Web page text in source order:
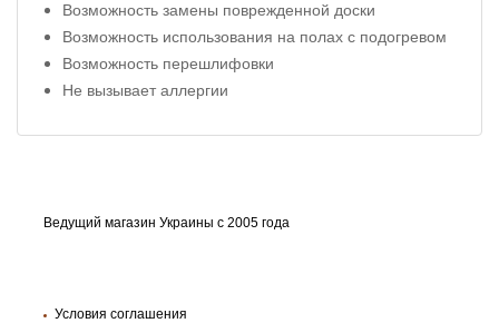
Возможность замены поврежденной доски
Возможность использования на полах с подогревом
Возможность перешлифовки
Не вызывает аллергии
Ведущий магазин Украины с 2005 года
Условия соглашения